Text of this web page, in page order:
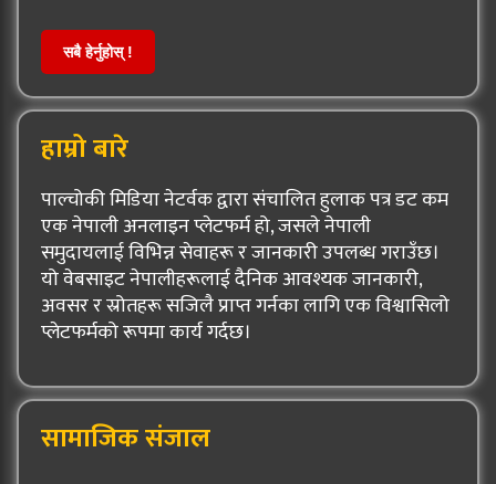
सबै हेर्नुहोस् !
हाम्रो बारे
पाल्चोकी मिडिया नेटर्वक द्वारा संचालित हुलाक पत्र डट कम
एक नेपाली अनलाइन प्लेटफर्म हो, जसले नेपाली
समुदायलाई विभिन्न सेवाहरू र जानकारी उपलब्ध गराउँछ।
यो वेबसाइट नेपालीहरूलाई दैनिक आवश्यक जानकारी,
अवसर र स्रोतहरू सजिलै प्राप्त गर्नका लागि एक विश्वासिलो
प्लेटफर्मको रूपमा कार्य गर्दछ।
सामाजिक संजाल